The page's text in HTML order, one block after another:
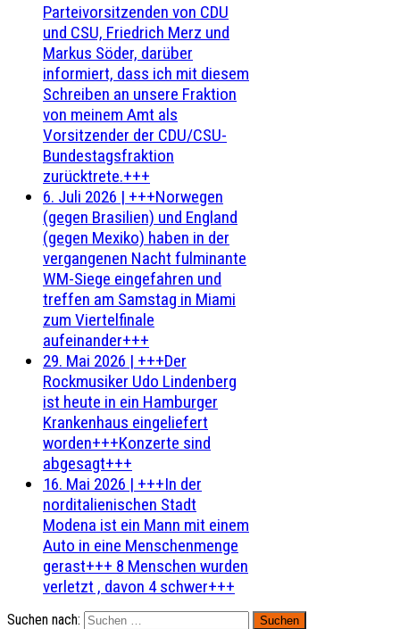
Parteivorsitzenden von CDU
und CSU, Friedrich Merz und
Markus Söder, darüber
informiert, dass ich mit diesem
Schreiben an unsere Fraktion
von meinem Amt als
Vorsitzender der CDU/CSU-
Bundestagsfraktion
zurücktrete.+++
6. Juli 2026 | +++Norwegen
(gegen Brasilien) und England
(gegen Mexiko) haben in der
vergangenen Nacht fulminante
WM-Siege eingefahren und
treffen am Samstag in Miami
zum Viertelfinale
aufeinander+++
29. Mai 2026 | +++Der
Rockmusiker Udo Lindenberg
ist heute in ein Hamburger
Krankenhaus eingeliefert
worden+++Konzerte sind
abgesagt+++
16. Mai 2026 | +++In der
norditalienischen Stadt
Modena ist ein Mann mit einem
Auto in eine Menschenmenge
gerast+++ 8 Menschen wurden
verletzt , davon 4 schwer+++
Suchen nach: